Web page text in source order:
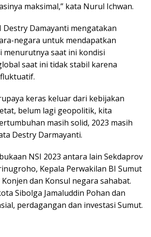
maksimal,” kata Nurul Ichwan.
Destry Damayanti mengatakan
negara untuk mendapatkan
menurutnya saat ini kondisi
saat ini tidak stabil karena
keras keluar dari kebijakan
belum lagi geopolitik, kita
masih solid, 2023 masih
Destry Darmayanti.
NSI 2023 antara lain Sekdaprov
Kepala Perwakilan BI Sumut
dan Konsul negara sahabat.
Sibolga Jamaluddin Pohan dan
perdagangan dan investasi Sumut.